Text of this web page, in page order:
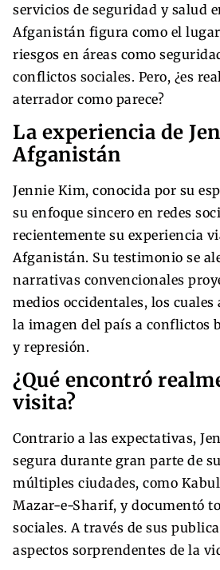
servicios de seguridad y salud
Afganistán figura como el
riesgos en áreas como
conflictos sociales. Pero, ¿es
aterrador como parece?
La experiencia de
Afganistán
Jennie Kim, conocida por su
su enfoque sincero en redes
recientemente su experiencia
Afganistán. Su testimonio se
narrativas convencionales
medios occidentales, los
la imagen del país a conflictos
y represión.
¿Qué encontró
visita?
Contrario a las expectativas,
segura durante gran parte de
múltiples ciudades, como
Mazar-e-Sharif, y documentó
sociales. A través de sus
aspectos sorprendentes de la